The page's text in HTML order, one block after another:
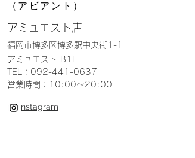
（アビアント）
アミュエスト店
福岡市博多区博多駅中央街1-1
アミュエスト B1F
TEL：092-441-0637
営業時間：10:00〜20:00
instagram